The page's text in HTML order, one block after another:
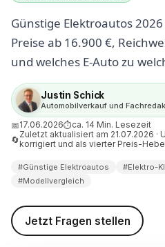
Günstige Elektroautos
Preise ab 16.900 €,
und welches E-Auto zu
Justin Schick
Automobilverkauf und
📅17.06.2026⏱ca. 14 Min. Lesezeit
🔄
Zuletzt aktualisiert am 21.07.2026 ·
korrigiert und als vierter Preis-
#Günstige Elektroautos #Elektro-
#Modellvergleich
Jetzt Fragen stellen
Elektroautos
den Preis eines
leasen: für viele
Weg
2026: das Fazit
(Stand: 17.06.2026)